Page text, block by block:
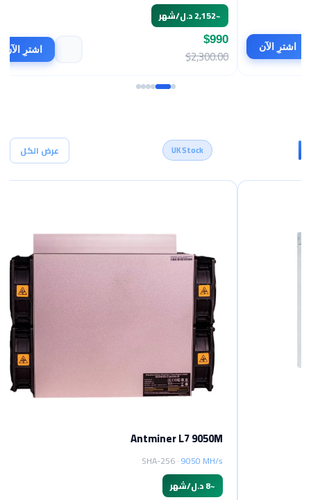
اشترِ الآن
~2,152 د.ل/شهر
$2,300.00
UK Stock عرض الكل
Antminer L7 9050M
SHA-256 ·9050 MH/s
~8 د.ل/شهر